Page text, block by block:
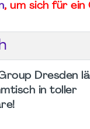
, um sich für ein
Dresden
in toller